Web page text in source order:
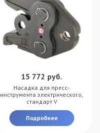
15 772 руб.
Насадка для пресс-
инструмента электрического,
стандарт V
Подробнее